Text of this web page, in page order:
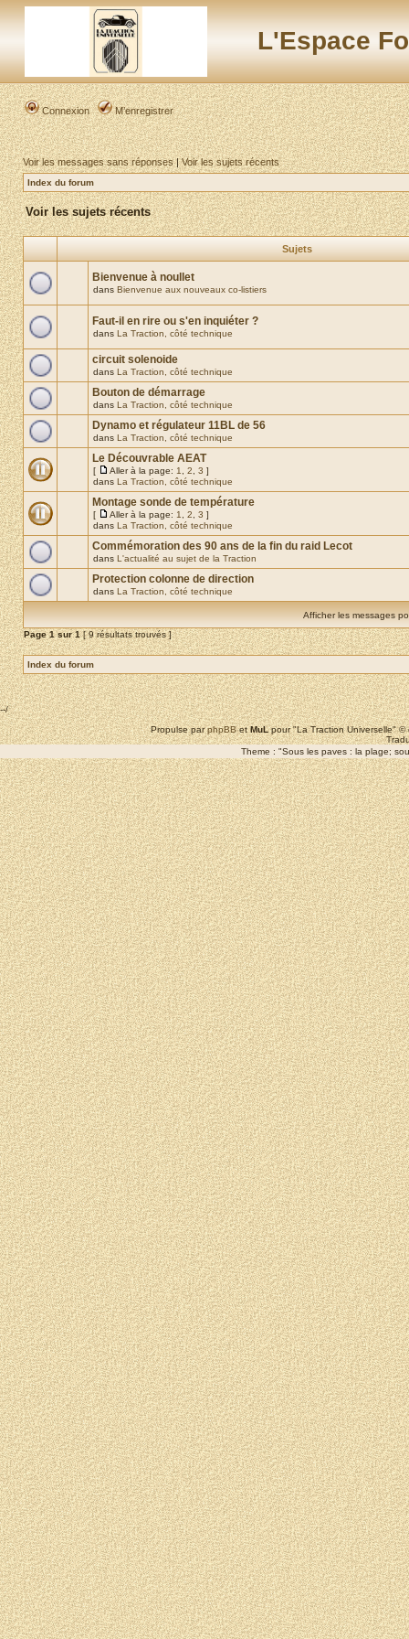
L'Espace
Connexion M’enregistrer
Voir les messages sans réponses|Voir les sujets récents
Index du forum
Voir les sujets récents
Sujets
Bienvenue à noullet
dans Bienvenue aux nouveaux co-listiers
Faut-il en rire ou s'en inquiéter ?
dans La Traction, côté technique
circuit solenoide
dans La Traction, côté technique
Bouton de démarrage
dans La Traction, côté technique
Dynamo et régulateur 11BL de 56
dans La Traction, côté technique
Le Découvrable AEAT
[ Aller à la page: 1 2 3 ]
dans La Traction, côté technique
Montage sonde de température
[ Aller à la page: 1 2 3 ]
dans La Traction, côté technique
Commémoration des 90 ans de la fin du raid Lecot
dans L'actualité au sujet de la Traction
Protection colonne de direction
dans La Traction, côté technique
Afficher les messages
Page1sur1[ 9 résultats trouvés ]
Index du forum
--/
Propulse parphpBBetMuLpour "La Traction Universelle"
Theme : "Sous les paves : la plage;